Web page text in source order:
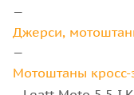
—
Джерси,
—
Мотоштаны